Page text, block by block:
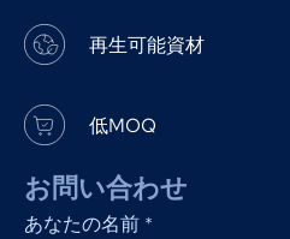
再生可能資材
低MOQ
お問い合わせ
あなたの名前 *